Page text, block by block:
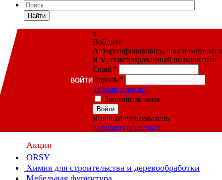
Найти
ВОЙТИ
x
Войдите
Авторизировавшись, вы сможете
Я зарегистрированный пользователь
Email *
Пароль *
Забыли пароль?
Запомнить меня
Войти
Я новый пользователь
Зарегистрироваться
Акции
ORSY
Химия для строительства и деревообработки
Мебельная фурнитура